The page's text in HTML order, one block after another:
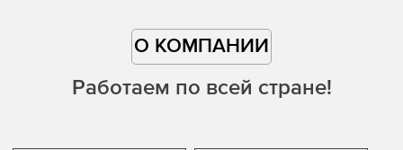
О КОМПАНИИ
Работаем по всей стране!